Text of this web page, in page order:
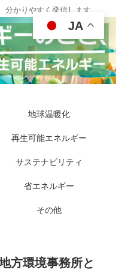
分かりやすく発信します
地球温暖化
再生可能エネルギー
サステナビリティ
省エネルギー
その他
方環境事務所と
JA